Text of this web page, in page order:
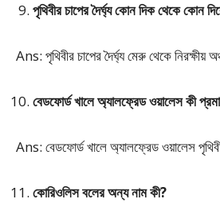
পৃথিবীর চাপের দৈর্ঘ্য কোন দিক থেকে কোন
Ans: পৃথিবীর চাপের দৈর্ঘ্য মেরু থেকে নিরক্ষীয়
বেডফোর্ড খালে অ্যালফ্রেড ওয়ালেস কী
Ans: বেডফোর্ড খালে অ্যালফ্রেড ওয়ালেস
কোরিওলিস বলের অন্য নাম কী?